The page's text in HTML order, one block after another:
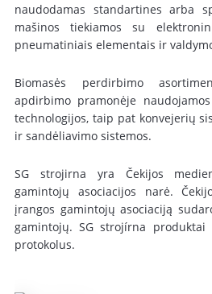
naudodamas standartines arba
mašinos tiekiamos su
pneumatiniais elementais ir
Biomasės perdirbimo
apdirbimo pramonėje
technologijos, taip pat konvejerių
ir sandėliavimo sistemos.
SG strojirna yra Čekijos
gamintojų asociacijos narė.
įrangos gamintojų asociaciją
gamintojų. SG strojírna produktai
protokolus.